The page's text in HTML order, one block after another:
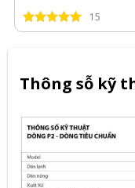
15
Thông sỗ kỹ